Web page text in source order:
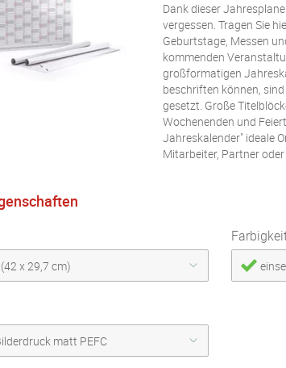
Dank dieser
vergessen. Tragen Sie
Geburtstage, Messen
kommenden
großformatigen
beschriften können,
gesetzt. Große
Wochenenden und
Jahreskalender" ideale
Mitarbeiter, Partner
x 29,7 cm)
matt PEFC